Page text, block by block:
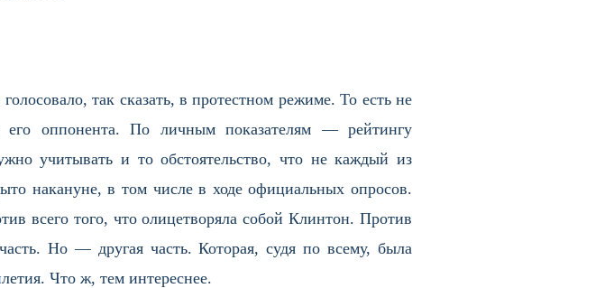
так сказать, в протестном режиме. То есть не
его оппонента. По личным показателям — рейтингу
учитывать и то обстоятельство, что не каждый из
накануне, в том числе в ходе официальных опросов.
всего того, что олицетворяла собой Клинтон. Против
Но — другая часть. Которая, судя по всему, была
Что ж, тем интереснее.